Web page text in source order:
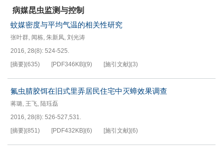
病媒昆虫监测与控制
蚊媒密度与平均气温的相关性研究
张叶群, 闻栋, 朱新凤, 刘光涛
2016, 28(8): 524-525.
[摘要](635) [PDF346KB](9) [施引文献](3)
氟虫腈胶饵在旧式里弄居民住宅中灭蟑效果调查
蒋璐, 王飞, 陆珏磊
2016, 28(8): 526-527,531.
[摘要](851) [PDF432KB](6) [施引文献](6)